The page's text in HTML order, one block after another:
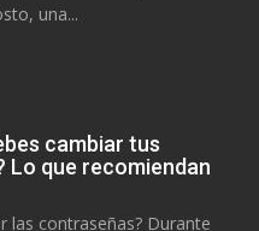
una...
cambiar tus
Lo que recomiendan
las contraseñas? Durante